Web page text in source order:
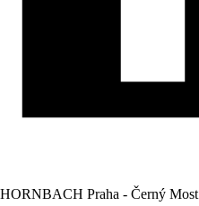
HORNBACH Praha - Černý Most